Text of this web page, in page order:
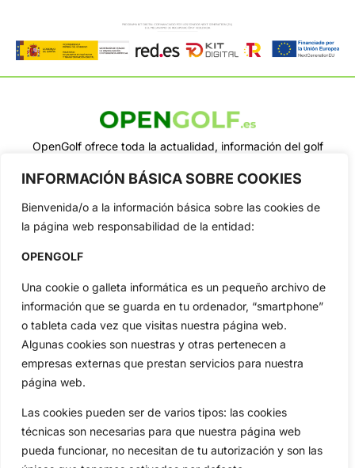
INFORMACIÓN BÁSICA SOBRE COOKIES
Bienvenida/o a la información básica sobre las cookies de
la página web responsabilidad de la entidad:
OPENGOLF
Una cookie o galleta informática es un pequeño archivo de
información que se guarda en tu ordenador, “smartphone”
o tableta cada vez que visitas nuestra página web.
Algunas cookies son nuestras y otras pertenecen a
empresas externas que prestan servicios para nuestra
página web.
Las cookies pueden ser de varios tipos: las cookies
técnicas son necesarias para que nuestra página web
pueda funcionar, no necesitan de tu autorización y son las
OpenGolf ofrece toda la actualidad, información del golf
Jon Rahm, LIV Golf, PGA Tour, Ryder Cup, DP World Tour, LPGA
Categorias
Inicio
Actualidad
Amateurs
Circuitos
Especiales
Jon Rahm
Vídeos
De Interés
Compañía
Aviso Legal
Política de Privacidad
Política de Cookies
Publicidad
Newsletters